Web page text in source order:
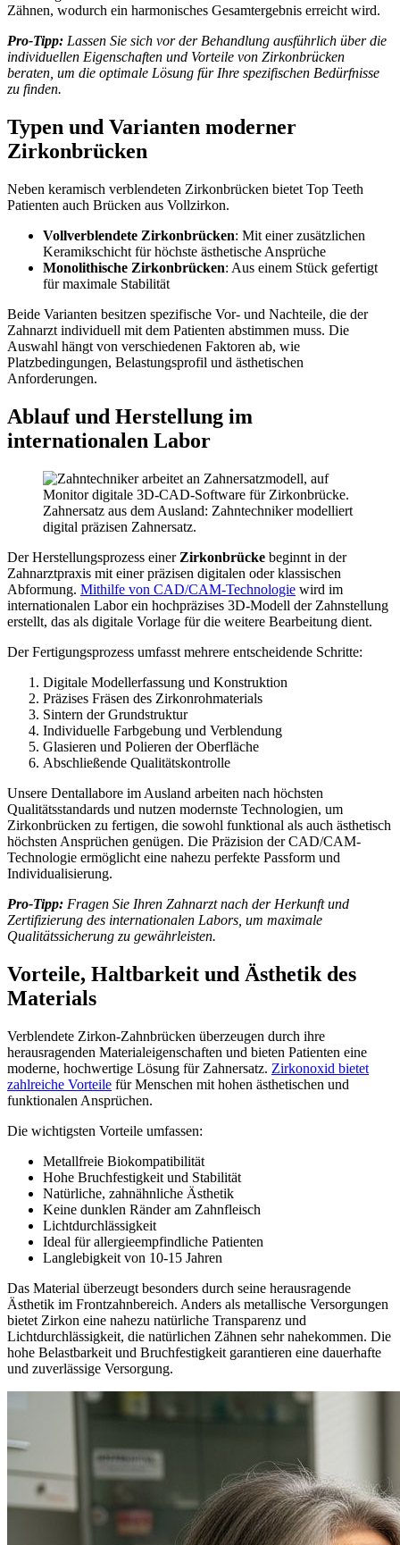
Zähnen, wodurch ein harmonisches Gesamtergebnis erreicht wird.
Pro-Tipp: Lassen Sie sich vor der Behandlung ausführlich über die
individuellen Eigenschaften und Vorteile von Zirkonbrücken
beraten, um die optimale Lösung für Ihre spezifischen Bedürfnisse
zu finden.
Typen und Varianten moderner
Zirkonbrücken
Neben keramisch verblendeten Zirkonbrücken bietet Top Teeth
Patienten auch Brücken aus Vollzirkon.
Vollverblendete Zirkonbrücken: Mit einer zusätzlichen
Keramikschicht für höchste ästhetische Ansprüche
Monolithische Zirkonbrücken: Aus einem Stück gefertigt
für maximale Stabilität
Beide Varianten besitzen spezifische Vor- und Nachteile, die der
Zahnarzt individuell mit dem Patienten abstimmen muss. Die
Auswahl hängt von verschiedenen Faktoren ab, wie
Platzbedingungen, Belastungsprofil und ästhetischen
Anforderungen.
Ablauf und Herstellung im
internationalen Labor
Zahnersatz aus dem Ausland: Zahntechniker modelliert
digital präzisen Zahnersatz.
Der Herstellungsprozess einer Zirkonbrücke beginnt in der
Zahnarztpraxis mit einer präzisen digitalen oder klassischen
Abformung. Mithilfe von CAD/CAM-Technologie wird im
internationalen Labor ein hochpräzises 3D-Modell der Zahnstellung
erstellt, das als digitale Vorlage für die weitere Bearbeitung dient.
Der Fertigungsprozess umfasst mehrere entscheidende Schritte:
Digitale Modellerfassung und Konstruktion
Präzises Fräsen des Zirkonrohmaterials
Sintern der Grundstruktur
Individuelle Farbgebung und Verblendung
Glasieren und Polieren der Oberfläche
Abschließende Qualitätskontrolle
Unsere Dentallabore im Ausland arbeiten nach höchsten
Qualitätsstandards und nutzen modernste Technologien, um
Zirkonbrücken zu fertigen, die sowohl funktional als auch ästhetisch
höchsten Ansprüchen genügen. Die Präzision der CAD/CAM-
Technologie ermöglicht eine nahezu perfekte Passform und
Individualisierung.
Pro-Tipp: Fragen Sie Ihren Zahnarzt nach der Herkunft und
Zertifizierung des internationalen Labors, um maximale
Qualitätssicherung zu gewährleisten.
Vorteile, Haltbarkeit und Ästhetik des
Materials
Verblendete Zirkon-Zahnbrücken überzeugen durch ihre
herausragenden Materialeigenschaften und bieten Patienten eine
moderne, hochwertige Lösung für Zahnersatz. Zirkonoxid bietet
zahlreiche Vorteile für Menschen mit hohen ästhetischen und
funktionalen Ansprüchen.
Die wichtigsten Vorteile umfassen:
Metallfreie Biokompatibilität
Hohe Bruchfestigkeit und Stabilität
Natürliche, zahnähnliche Ästhetik
Keine dunklen Ränder am Zahnfleisch
Lichtdurchlässigkeit
Ideal für allergieempfindliche Patienten
Langlebigkeit von 10-15 Jahren
Das Material überzeugt besonders durch seine herausragende
Ästhetik im Frontzahnbereich. Anders als metallische Versorgungen
bietet Zirkon eine nahezu natürliche Transparenz und
Lichtdurchlässigkeit, die natürlichen Zähnen sehr nahekommen. Die
hohe Belastbarkeit und Bruchfestigkeit garantieren eine dauerhafte
und zuverlässige Versorgung.